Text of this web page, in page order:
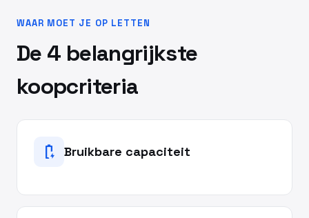
WAAR MOET JE OP LETTEN
De 4 belangrijkste
koopcriteria
battery_charging_full Bruikbare capaciteit